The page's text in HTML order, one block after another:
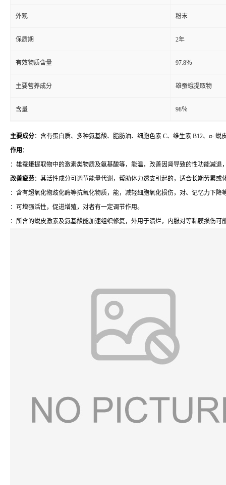
外观 粉末
保质期 2年
有效物质含量 97.8％
主要营养成分 雄蚕蛾提取物
含量 98％
主要成分：含有蛋白质、多种氨基酸、脂肪油、细胞色素 C、维生素 B12、α-
作用 ：
：雄蚕蛾提取物中的激素类物质及氨基酸等，能温，改善因肾导致的性功能减退
改善疲劳：其活性成分可调节能量代谢，帮助体力透支引起的，适合长期劳累或
：含有超氧化物歧化酶等抗氧化物质，能，减轻细胞氧化损伤，对、记忆力下降
：可增强活性，促进增殖，对者有一定调节作用。
：所含的蜕皮激素及氨基酸能加速组织修复，外用于溃烂，内服对等黏膜损伤可